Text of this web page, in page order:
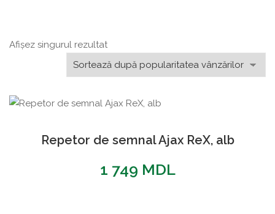
Afișez singurul rezultat
Repetor de semnal Ajax ReX, alb
1 749 MDL